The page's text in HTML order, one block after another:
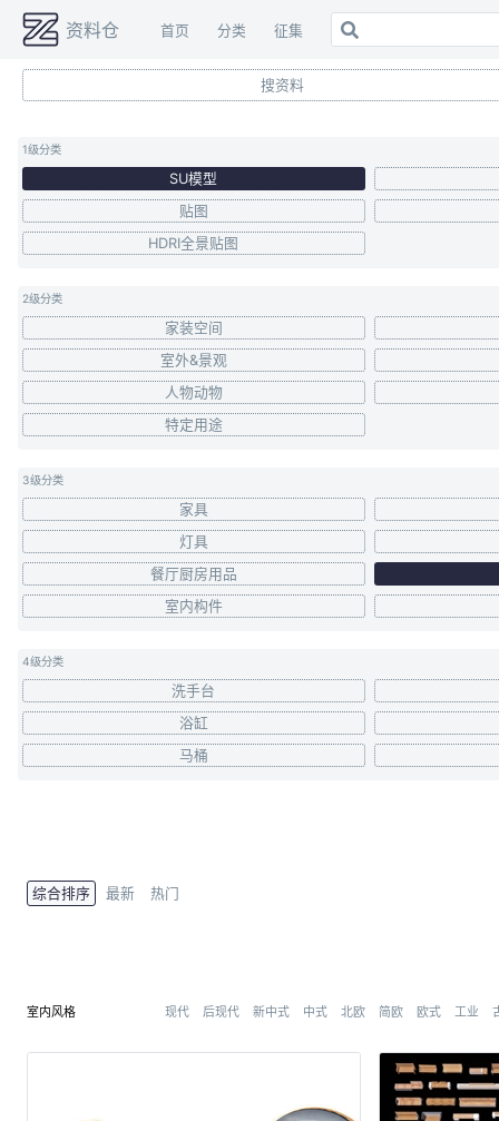
资料仓 首页 分类 征集
搜资料
1级分类
SU模型
贴图
HDRI全景贴图
2级分类
家装空间
室外&景观
人物动物
特定用途
3级分类
家具
灯具
餐厅厨房用品
室内构件
4级分类
洗手台
浴缸
马桶
综合排序 最新 热门
室内风格 现代 后现代 新中式 中式 北欧 简欧 欧式 工业
除转载内容